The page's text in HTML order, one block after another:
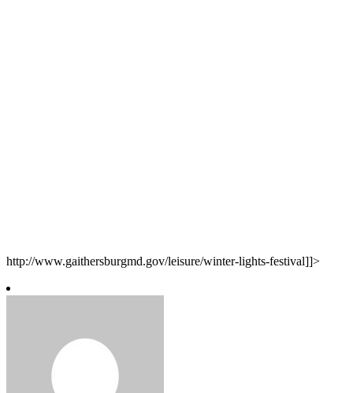
http://www.gaithersburgmd.gov/leisure/winter-lights-festival]]>